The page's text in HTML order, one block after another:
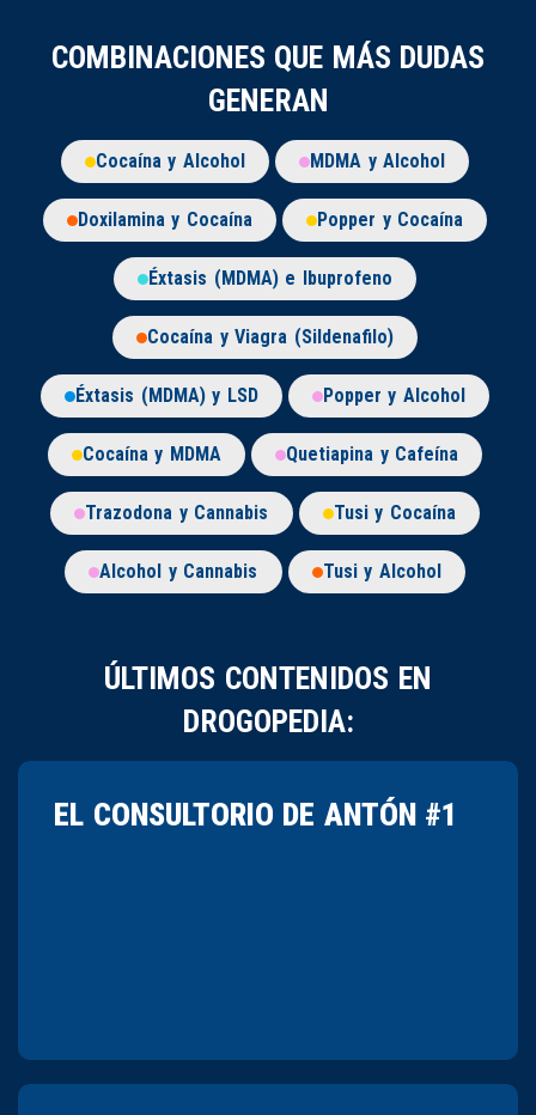
COMBINACIONES QUE MÁS DUDAS
GENERAN
Cocaína y Alcohol MDMA y Alcohol
Doxilamina y Cocaína Popper y Cocaína
Éxtasis (MDMA) e Ibuprofeno
Cocaína y Viagra (Sildenafilo)
Éxtasis (MDMA) y LSD Popper y Alcohol
Cocaína y MDMA Quetiapina y Cafeína
Trazodona y Cannabis Tusi y Cocaína
Alcohol y Cannabis Tusi y Alcohol
ÚLTIMOS CONTENIDOS EN
DROGOPEDIA:
EL CONSULTORIO DE ANTÓN #1